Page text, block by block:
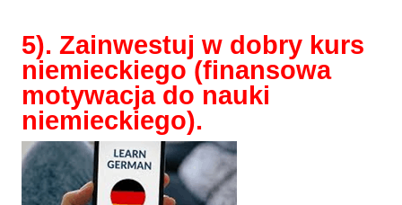
5). Zainwestuj w dobry kurs
niemieckiego (finansowa
motywacja do nauki
niemieckiego).